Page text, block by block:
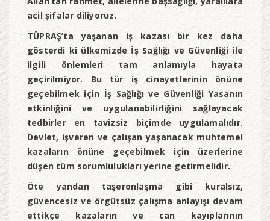
acil şifalar diliyoruz.
TÜPRAŞ’ta yaşanan iş kazası bir kez daha
gösterdi ki ülkemizde İş Sağlığı ve Güvenliği ile
ilgili önlemleri tam anlamıyla hayata
geçirilmiyor. Bu tür iş cinayetlerinin önüne
geçebilmek için İş Sağlığı ve Güvenliği Yasanın
etkinliğini ve uygulanabilirliğini sağlayacak
tedbirler en tavizsiz biçimde uygulamalıdır.
Devlet, işveren ve çalışan yaşanacak muhtemel
kazaların önüne geçebilmek için üzerlerine
düşen tüm sorumlulukları yerine getirmelidir.
Öte yandan taşeronlaşma gibi kuralsız,
güvencesiz ve örgütsüz çalışma anlayışı devam
ettikçe kazaların ve can kayıplarının